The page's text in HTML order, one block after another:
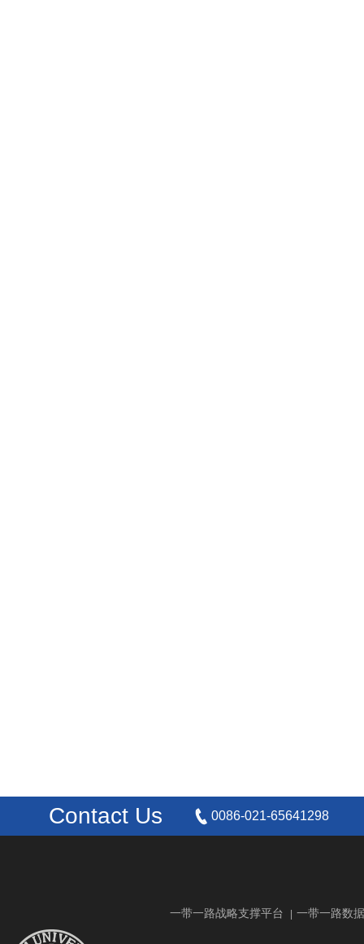
Contact Us 0086-021-65641298
一带一路战略支撑平台 一带一路数